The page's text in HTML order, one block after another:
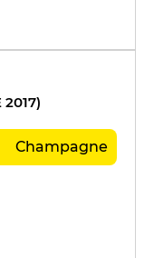
2017)
Champagne